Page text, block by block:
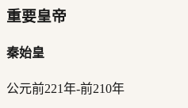
重要皇帝
秦始皇
公元前221年-前210年